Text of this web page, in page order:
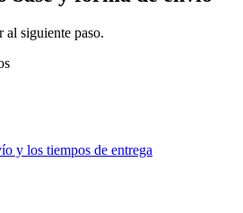
al siguiente paso.
y los tiempos de entrega